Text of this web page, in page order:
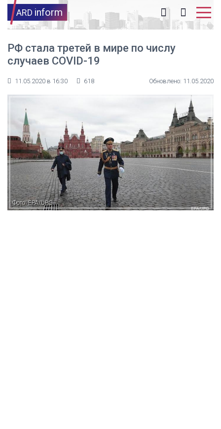
ARD inform
РФ стала третей в мире по числу
случаев COVID-19
11.05.2020 в 16:30 618 Обновлено: 11.05.2020
Фото: EPA/UPG